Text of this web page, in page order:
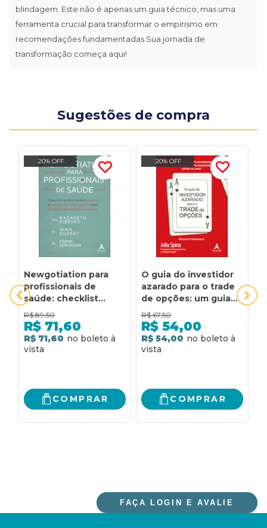
blindagem. Este não é apenas um guia técnico, mas uma
ferramenta crucial para transformar o empirismo em
recomendações fundamentadas.Sua jornada de
transformação começa aqui!
Sugestões de compra
20% OFF
Newgotiation para
profissionais de
saúde: checklist
prático para preparar
e solucionar
negociações para
profissionais da área
R$ 89,50
R$ 71,60
R$ 71,60
COMPRAR
20% OFF
O guia do investidor
azarado para o trade
de opções: um guia
acessível para
investimentos
sustentáveis com
uma necessidade
R$ 67,50
R$ 54,00
R$ 54,00
COMPRAR
FAÇA LOGIN E AVALIE